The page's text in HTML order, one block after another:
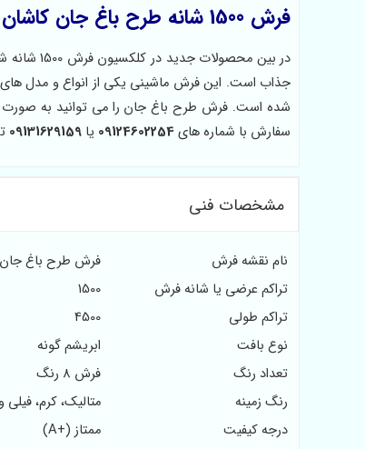
فرش 1500 شانه طرح باغ جان کاشان
در بین
جذاب است. این فرش ماشینی یکی از انواع و مدل
شده است. فرش طرح باغ جان را می توانید به صورت
سفارش با شماره های09124602254 یا 09131629159
مشخصات فنی
نام نقشه فرش
فرش طرح باغ جان
تراکم عرضی یا شانه فرش
1500
تراکم طولی
4500
نوع بافت
ابریشم گونه
تعداد رنگ
فرش 8 رنگ
رنگ زمینه
متالیک، کرم،
درجه کیفیت
ممتاز (+A)